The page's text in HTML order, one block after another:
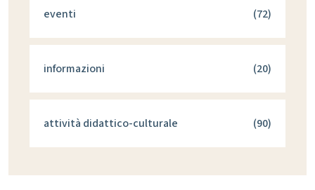
eventi (72)
informazioni (20)
attività didattico-culturale (90)